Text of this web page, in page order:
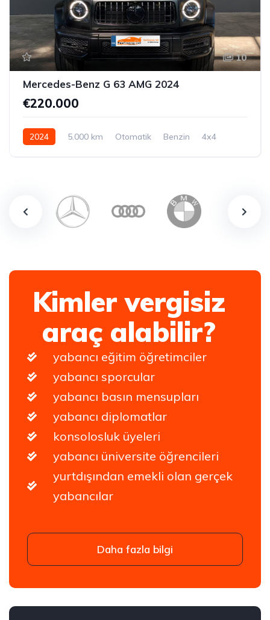
10
Mercedes-Benz G 63 AMG 2024
€220.000
2024 5.000 km Otomatik Benzin 4x4
Kimler vergisiz
araç alabilir?
yabancı eğitim öğretimciler
yabancı sporcular
yabancı basın mensupları
yabancı diplomatlar
konsolosluk üyeleri
yabancı üniversite öğrencileri
yurtdışından emekli olan gerçek
yabancılar
Daha fazla bilgi